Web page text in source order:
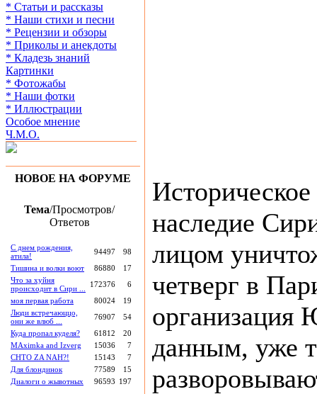
* Статьи и рассказы
* Наши стихи и песни
* Рецензии и обзоры
* Приколы и анекдоты
* Кладезь знаний
Картинки
* Фотожабы
* Наши фотки
* Иллюстрации
Особое мнение
Ч.М.О.
НОВОЕ НА ФОРУМЕ
Тема/Просмотров/
Ответов
С днем рождения,
атила!
94497
98
Тишина и волки воют
86880
17
Что за хуйня
происходит в Сири ...
172376
6
моя первая работа
80024
19
Люди встречаюццо,
они же влюб ...
76907
54
Куда пропал куделя?
61812
20
MAximka and Izverg
15036
7
CHTO ZA NAH?!
15143
7
Для блондинок
77589
15
Диалоги о жывотных
96593 197
наследие
лицом
четверг в
данным, уже